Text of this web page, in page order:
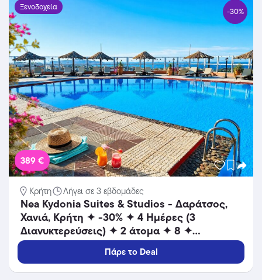
Ξενοδοχεία -30%
389 €
Κρήτη Λήγει σε 3 εβδομάδες
Nea Kydonia Suites & Studios - Δαράτσος,
Χανιά, Κρήτη ✦ -30% ✦ 4 Ημέρες (3
Διανυκτερεύσεις) ✦ 2 άτομα ✦ 8 ✦
25/08/2026 έως 15/09/2026 ✦ Επιπλέον 1
Διανυκτέρευση ΔΩΡΟ και ΕΠΙΠΛΕΟΝ έως
10% σε yellows!
Πάρε το Deal